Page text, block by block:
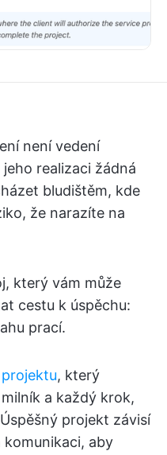
není vedení
realizaci žádná
bludištěm, kde
že narazíte na
který vám může
cestu k úspěchu:
prací.
, který
a každý krok,
projekt závisí
komunikaci, aby